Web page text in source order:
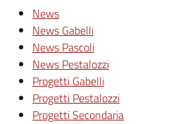
News
News Gabelli
News Pascoli
News Pestalozzi
Progetti Gabelli
Progetti Pestalozzi
Progetti Secondaria